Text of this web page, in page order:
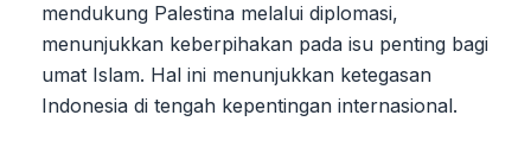
mendukung Palestina melalui diplomasi,
menunjukkan keberpihakan pada isu penting bagi
umat Islam. Hal ini menunjukkan ketegasan
Indonesia di tengah kepentingan internasional.